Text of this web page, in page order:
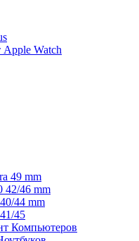
Apple Watch
49 mm
42/46 mm
44 mm
45
Компьютеров